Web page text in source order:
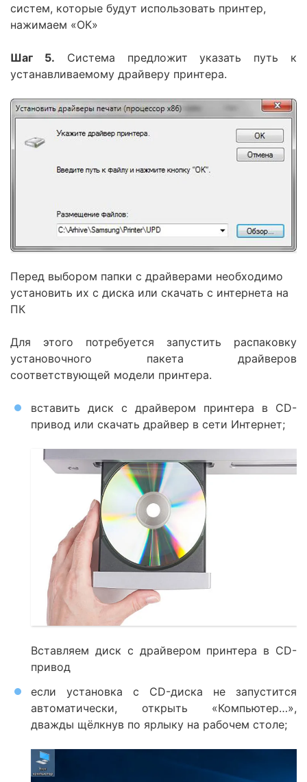
систем, которые будут использовать принтер,
нажимаем «ОК»
Шаг 5. Система предложит указать путь к
устанавливаемому драйверу принтера.
Перед выбором папки с драйверами необходимо
установить их с диска или скачать с интернета на
ПК
Для этого потребуется запустить распаковку
установочного пакета драйверов
соответствующей модели принтера.
вставить диск с драйвером принтера в CD-
привод или скачать драйвер в сети Интернет;
Вставляем диск с драйвером принтера в CD-
привод
если установка с CD-диска не запустится
автоматически, открыть «Компьютер…»,
дважды щёлкнув по ярлыку на рабочем столе;